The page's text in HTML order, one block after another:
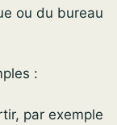
ou du bureau
:
par exemple